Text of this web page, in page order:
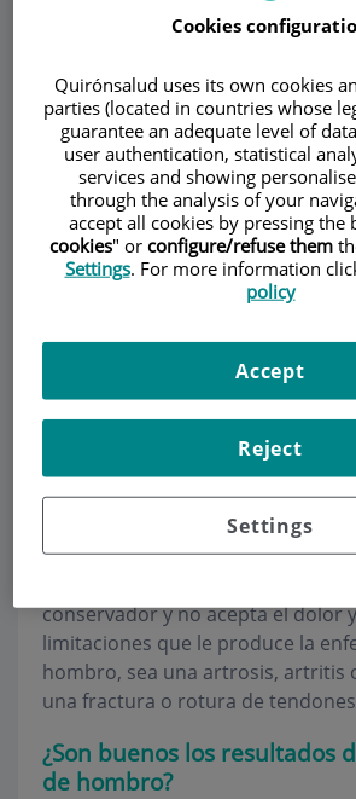
DescripcióServeisEquipContacte
Demanar Cita
Prótesis de
¿Qué es una prótesis de
Es una articulación artificial que
sustituir un hombro dañado que
curar con otros sistemas más
se llaman artroplastias.
¿Cuándo está indicada?
conservador y no acepta el dolor
limitaciones que le produce la
hombro, sea una artrosis, artritis
una fractura o rotura de
¿Son buenos los resultados
de hombro?
Cookies
Quirónsalud uses its own cookies
parties (located in countries whose
guarantee an adequate level of
user authentication, statistical
services and showing
through the analysis of your
accept all cookies by pressing the
cookies" or configure/refuse them
Settings. For more information
policy
Settings
Reject
Accept